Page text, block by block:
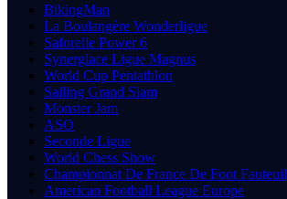
BikingMan
La Boulangère Wonderligue
Saforelle Power 6
Synerglace Ligue Magnus
World Cup Pentathlon
Sailing Grand Slam
Monster Jam
ASO
Seconde Ligue
World Chess Show
Championnat De France De Foot Fauteuil
American Football League Europe